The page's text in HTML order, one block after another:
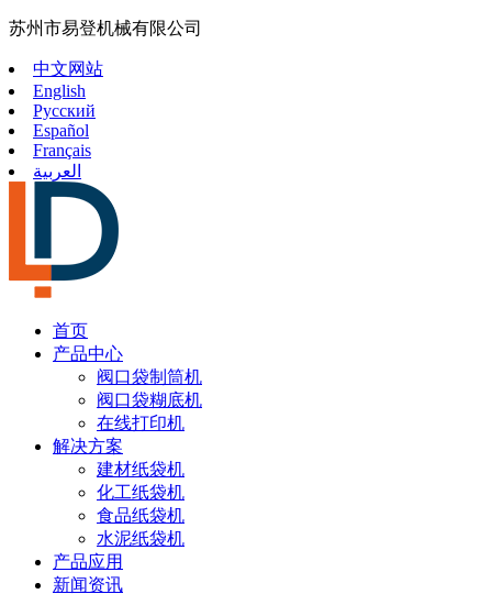
苏州市易登机械有限公司
中文网站
English
Русский
Español
Français
العربية
首页
产品中心
阀口袋制筒机
阀口袋糊底机
在线打印机
解决方案
建材纸袋机
化工纸袋机
食品纸袋机
水泥纸袋机
产品应用
新闻资讯